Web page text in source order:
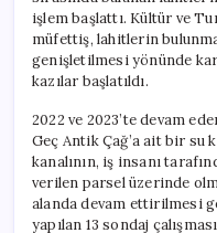
işlem başlattı. Kültür ve
müfettiş, lahitlerin
genişletilmesi yönünde
kazılar başlatıldı.
2022 ve 2023’te devam
Geç Antik Çağ’a ait bir su
kanalının, iş insanı
verilen parsel üzerinde
alanda devam ettirilmesi
yapılan 13 sondaj